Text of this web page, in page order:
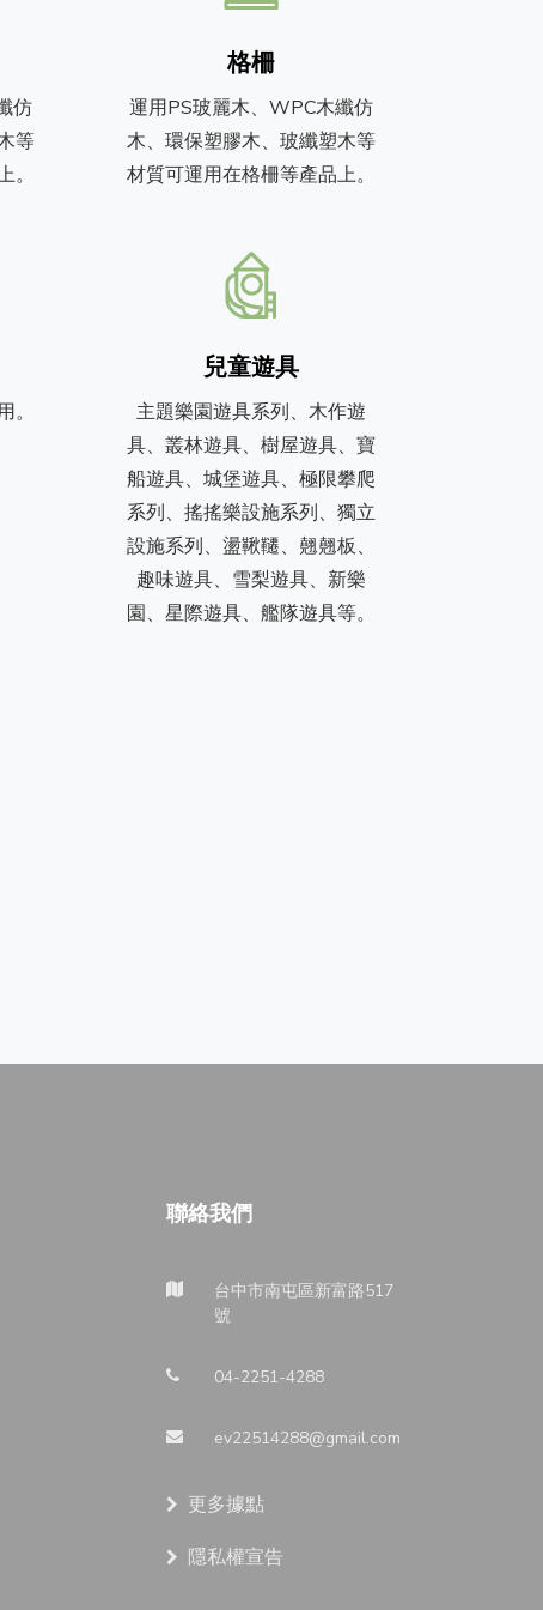
仿
等
格柵
運用PS玻麗木、WPC木纖仿
木、環保塑膠木、玻纖塑木等
材質可運用在格柵等產品上。
兒童遊具
主題樂園遊具系列、木作遊
具、叢林遊具、樹屋遊具、寶
船遊具、城堡遊具、極限攀爬
系列、搖搖樂設施系列、獨立
設施系列、盪鞦韆、翹翹板、
趣味遊具、雪梨遊具、新樂
園、星際遊具、艦隊遊具等。
聯絡我們
台中市南屯區新富路517
號
04-2251-4288
ev22514288@gmail.com
更多據點
隱私權宣告